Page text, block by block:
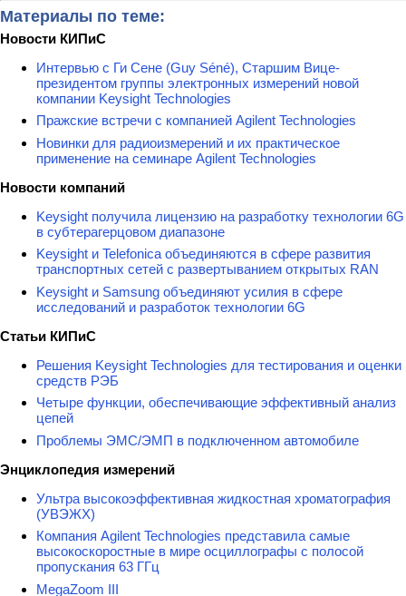
Материалы по теме:
Новости КИПиС
Интервью с Ги Сене (Guy Séné), Старшим Вице-
президентом группы электронных измерений новой
компании Keysight Technologies
Пражские встречи с компанией Agilent Technologies
Новинки для радиоизмерений и их практическое
применение на семинаре Agilent Technologies
Новости компаний
Keysight получила лицензию на разработку технологии 6G
в субтерагерцовом диапазоне
Keysight и Telefonica объединяются в сфере развития
транспортных сетей с развертыванием открытых RAN
Keysight и Samsung объединяют усилия в сфере
исследований и разработок технологии 6G
Статьи КИПиС
Решения Keysight Technologies для тестирования и оценки
средств РЭБ
Четыре функции, обеспечивающие эффективный анализ
цепей
Проблемы ЭМС/ЭМП в подключенном автомобиле
Энциклопедия измерений
Ультра высокоэффективная жидкостная хроматография
(УВЭЖХ)
Компания Agilent Technologies представила самые
высокоскоростные в мире осциллографы с полосой
пропускания 63 ГГц
MegaZoom III